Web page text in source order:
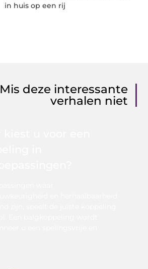
in huis op een rij
Mis deze interessante
verhalen niet